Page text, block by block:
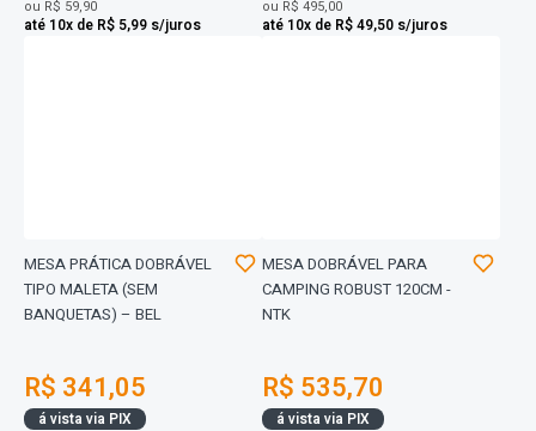
ou R$ 59,90
até 10x de R$ 5,99 s/juros
ou R$ 495,00
até 10x de R$ 49,50 s/juros
MESA PRÁTICA DOBRÁVEL
TIPO MALETA (SEM
BANQUETAS) – BEL
R$ 341,05
á vista via PIX
MESA DOBRÁVEL PARA
CAMPING ROBUST 120CM -
NTK
R$ 535,70
á vista via PIX